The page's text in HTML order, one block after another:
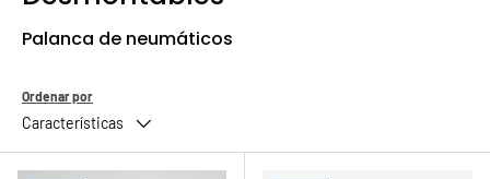
Palanca de neumáticos
Ordenar por
Características